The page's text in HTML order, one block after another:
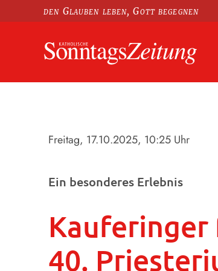
den Glauben leben, Gott begegnen
Freitag, 17.10.2025, 10:25 Uhr
Ein besonderes Erlebnis
40.